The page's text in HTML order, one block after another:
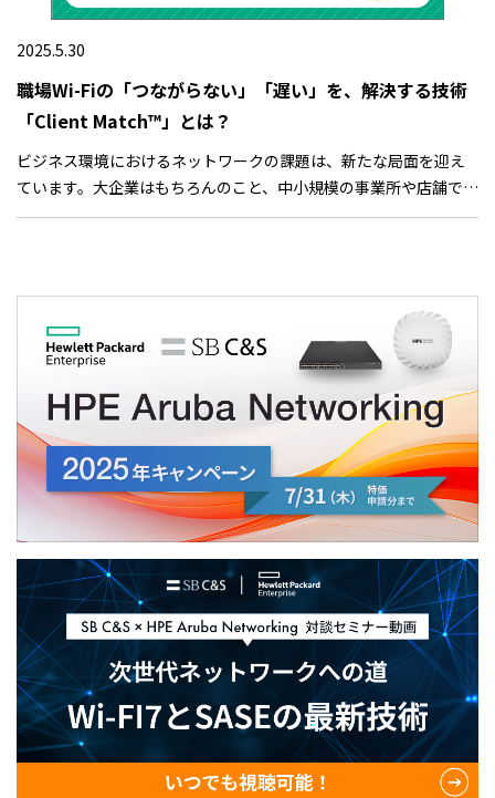
2025.5.30
職場Wi-Fiの「つながらない」「遅い」を、解決する技術
「Client Match™」とは？
ビジネス環境におけるネットワークの課題は、新たな局面を迎え
ています。大企業はもちろんのこと、中小規模の事業所や店舗でも
通信品質の高さが求められているのです。Wi-Fiに接続できるのが
セスポイント（AP）製品に搭載された機能「Client Match™」
（クライアントマッチ）は、課題解決を担う独自の技術です。今
回は、Client Match™の仕組みや利点について、HPE Networking
Instant Onの担当者である中村裕也さんと横山健人さんのお二人
に詳しく話をうかがいました。